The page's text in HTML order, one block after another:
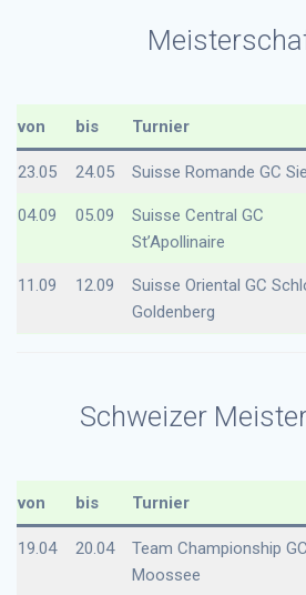
von bis Turnier
23.05 24.05 Suisse Romande GC
04.09 05.09
Suisse Central GC
St’Apollinaire
11.09 12.09
Suisse Oriental GC
Goldenberg
Schweizer
von bis Turnier
19.04 20.04
Team Championship GC
Moossee